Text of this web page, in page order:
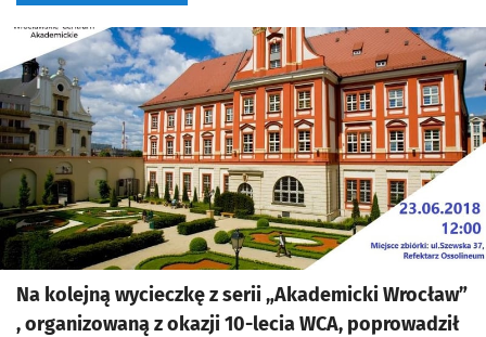
Kliknij, aby powiększyć
Na kolejną wycieczkę z serii „Akademicki Wrocław”
, organizowaną z okazji 10-lecia WCA, poprowadził